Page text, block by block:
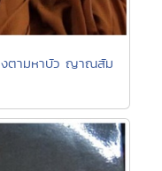
งตามหาบัว ญาณสัม